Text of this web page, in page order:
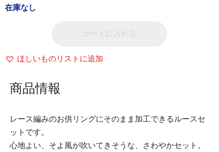
在庫なし
ほしいものリストに追加
商品情報
レース編みのお供リングにそのまま加工できるルースセ
ットです。
心地よい、そよ風が吹いてきそうな、さわやかセット。